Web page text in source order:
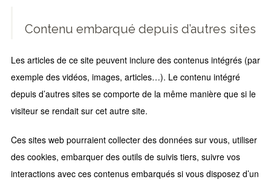
Contenu embarqué depuis d’autres sites
Les articles de ce site peuvent inclure des contenus intégrés (par
exemple des vidéos, images, articles…). Le contenu intégré
depuis d’autres sites se comporte de la même manière que si le
visiteur se rendait sur cet autre site.
Ces sites web pourraient collecter des données sur vous, utiliser
des cookies, embarquer des outils de suivis tiers, suivre vos
interactions avec ces contenus embarqués si vous disposez d’un